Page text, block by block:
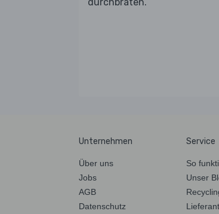
Unternehmen
Über uns
Jobs
AGB
Datenschutz
Service
So
Unser